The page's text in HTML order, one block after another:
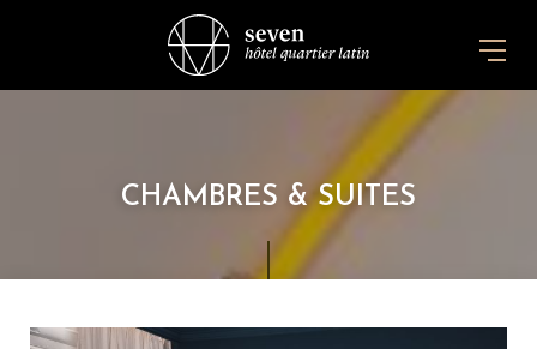
CHAMBRES & SUITES